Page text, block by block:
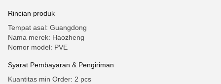
Rincian produk
Tempat asal: Guangdong
Nama merek: Haozheng
Nomor model: PVE
Syarat Pembayaran & Pengiriman
Kuantitas min Order: 2 pcs